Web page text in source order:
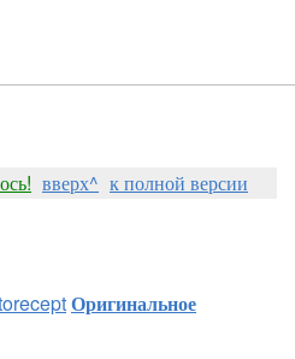
вверх^ к полной версии
Оригинальное